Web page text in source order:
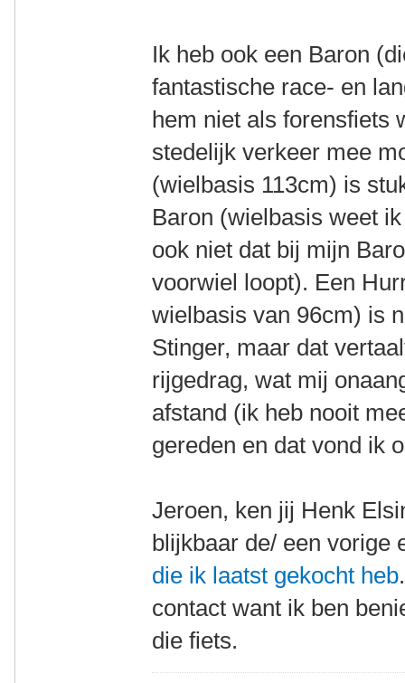
Ik heb ook een Baron
fantastische race- en
hem niet als forensfiets
stedelijk verkeer mee
(wielbasis 113cm) is
Baron (wielbasis weet
ook niet dat bij mijn
voorwiel loopt). Een
wielbasis van 96cm) is
Stinger, maar dat
rijgedrag, wat mij
afstand (ik heb nooit
gereden en dat vond ik
Jeroen, ken jij Henk
blijkbaar de/ een vorige
die ik laatst gekocht heb
contact want ik ben
die fiets.